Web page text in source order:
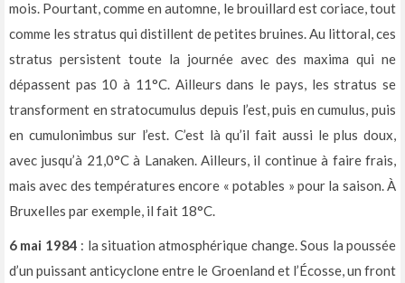
mois. Pourtant, comme en automne, le brouillard est coriace, tout
comme les stratus qui distillent de petites bruines. Au littoral, ces
stratus persistent toute la journée avec des maxima qui ne
dépassent pas 10 à 11°C. Ailleurs dans le pays, les stratus se
transforment en stratocumulus depuis l’est, puis en cumulus, puis
en cumulonimbus sur l’est. C’est là qu’il fait aussi le plus doux,
avec jusqu’à 21,0°C à Lanaken. Ailleurs, il continue à faire frais,
mais avec des températures encore « potables » pour la saison. À
Bruxelles par exemple, il fait 18°C.
6 mai 1984 : la situation atmosphérique change. Sous la poussée
d’un puissant anticyclone entre le Groenland et l’Écosse, un front